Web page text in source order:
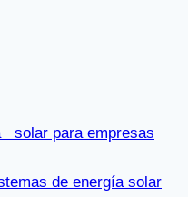
solar para empresas
de energía solar